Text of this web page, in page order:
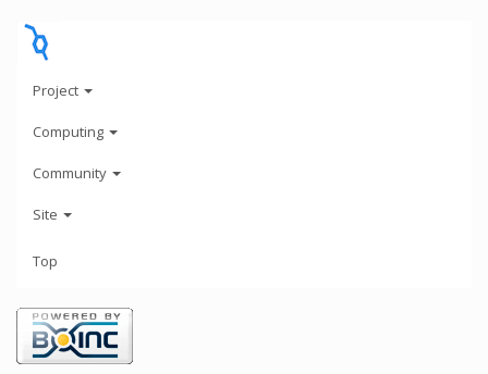
Project
Computing
Community
Site
Top